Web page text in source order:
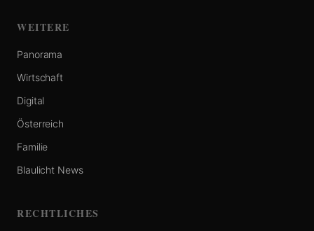
WEITERE
Panorama
Wirtschaft
Digital
Österreich
Familie
Blaulicht News
RECHTLICHES